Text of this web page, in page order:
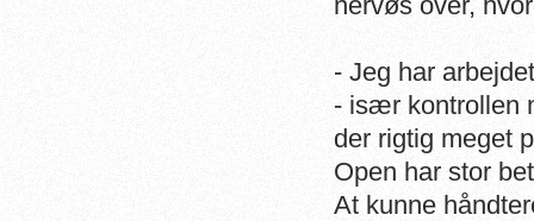
- Jeg har
- især kontrollen
der rigtig meget
Open har stor
At kunne